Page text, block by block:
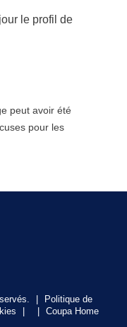
le profil de
peut avoir été
pour les
Politique de
Coupa Home